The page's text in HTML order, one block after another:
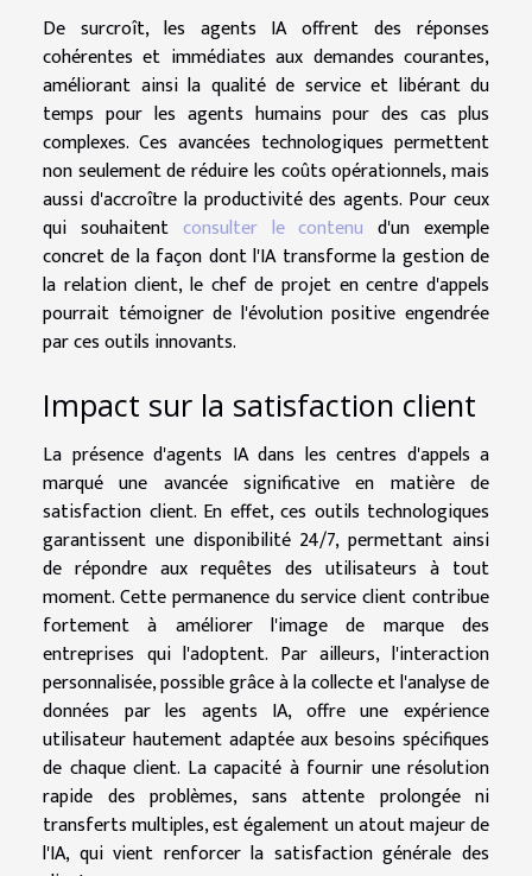
De surcroît, les agents IA offrent des réponses
cohérentes et immédiates aux demandes courantes,
améliorant ainsi la qualité de service et libérant du
temps pour les agents humains pour des cas plus
complexes. Ces avancées technologiques permettent
non seulement de réduire les coûts opérationnels, mais
aussi d'accroître la productivité des agents. Pour ceux
qui souhaitent consulter le contenu d'un exemple
concret de la façon dont l'IA transforme la gestion de
la relation client, le chef de projet en centre d'appels
pourrait témoigner de l'évolution positive engendrée
par ces outils innovants.
Impact sur la satisfaction client
La présence d'agents IA dans les centres d'appels a
marqué une avancée significative en matière de
satisfaction client. En effet, ces outils technologiques
garantissent une disponibilité 24/7, permettant ainsi
de répondre aux requêtes des utilisateurs à tout
moment. Cette permanence du service client contribue
fortement à améliorer l'image de marque des
entreprises qui l'adoptent. Par ailleurs, l'interaction
personnalisée, possible grâce à la collecte et l'analyse de
données par les agents IA, offre une expérience
utilisateur hautement adaptée aux besoins spécifiques
de chaque client. La capacité à fournir une résolution
rapide des problèmes, sans attente prolongée ni
transferts multiples, est également un atout majeur de
l'IA, qui vient renforcer la satisfaction générale des